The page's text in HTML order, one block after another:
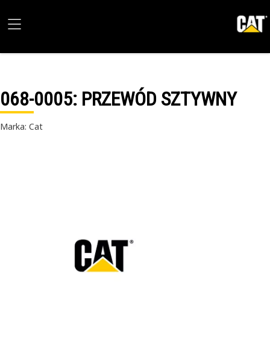
068-0005: PRZEWÓD SZTYWNY
Marka: Cat